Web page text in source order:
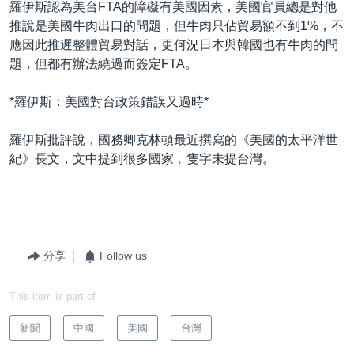
羅伊斯認為美台FTA的障礙有美國因素，美國官員總是對他
推說是美國牛肉出口的問題，但牛肉只佔貿易額不到1%，不
應因此推遲整體貿易對話，更何況日本與韓國也有牛肉的問
題，但都有辦法繞過而簽定FTA。
*羅伊斯：美國對台政策錯誤又過時*
羅伊斯批評說﹐國務卿克林頓最近撰寫的《美國的太平洋世
紀》長文，文中提到很多國家﹐隻字未提台灣。
分享 Follow us
This item is part of
新聞 中國 美國 台灣